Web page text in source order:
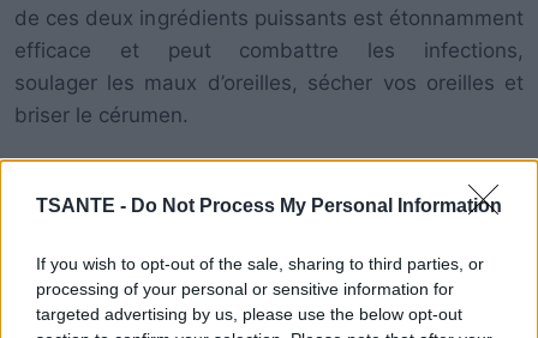
TSANTE - Do Not Process My Personal Information
If you wish to opt-out of the sale, sharing to third parties, or
processing of your personal or sensitive information for
targeted advertising by us, please use the below opt-out
de ces deux ingrédients puissants est étonnamment
efficace et peut combattre les infections,
soulager les maux d’oreilles, sécher vos oreilles et
briser le cérumen.
Ce remède naturel est recommandé en cas
d’infection légère à modérée et d’infection de
d’eau. Si vous rencontrez des problèmes plus
graves, consultez immédiatement votre médecin.